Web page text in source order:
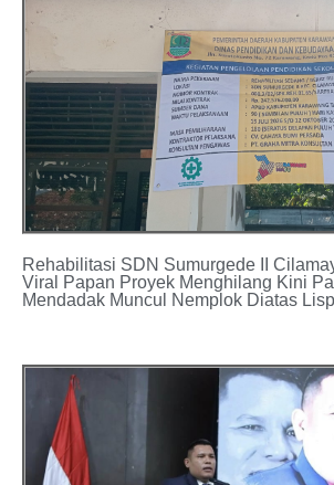
Rehabilitasi SDN Sumurgede II
Viral Papan Proyek Menghilang Kini
Mendadak Muncul Nemplok Diatas